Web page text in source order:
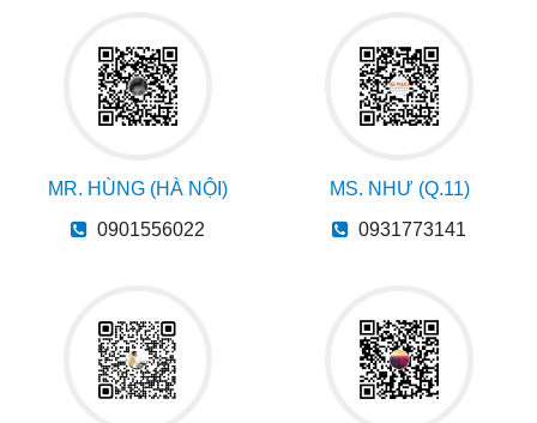
MR. HÙNG (HÀ NỘI)
0901556022
MS. NHƯ (Q.11)
0931773141